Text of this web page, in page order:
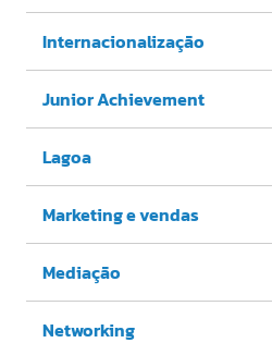
Internacionalização
Junior Achievement
Lagoa
Marketing e vendas
Mediação
Networking